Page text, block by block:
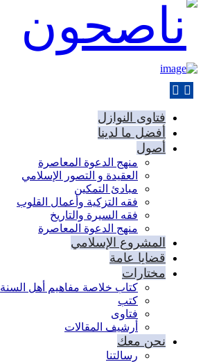
فتاوى النوازل
أفضل ما لدينا
أصول
منهج الدعوة المعاصرة
العقيدة و التصور الإسلامي
مبادئ التمكين
فقه التزكية وأعمال القلوب
فقه السيرة والتاريخ
منهج الدعوة المعاصرة
المشروع الإسلامي
قضايا عامة
مختارات
كتاب خلاصة مفاهيم أهل السنة
كتب
فتاوى
أرشيف المقالات
نحن معك
رسالتنا